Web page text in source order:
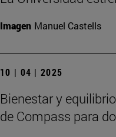
Imagen Manuel Castells
10 | 04 | 2025
Bienestar y
de Compass para